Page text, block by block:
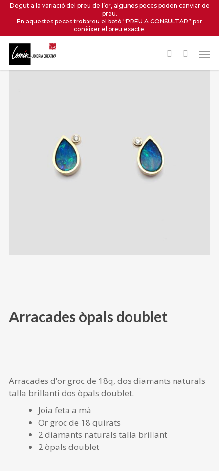
Skip
content
Degut a la variació del preu de l’or, algunes peces poden canviar de
preu.
En aquestes peces trobareu el botó “PREU A CONSULTAR” per
conèixer el preu exacte.
Arracades òpals doublet
Arracades d’or groc de 18q, dos diamants naturals
talla brillanti dos òpals doublet.
Joia feta a mà
Or groc de 18 quirats
2 diamants naturals talla brillant
2 òpals doublet